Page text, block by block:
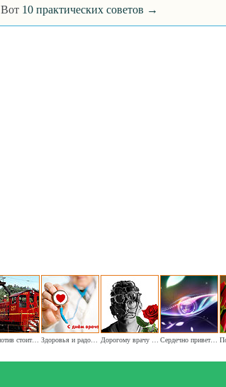
Вот 10 практических советов →
Локомотив стоит на запасном пути Сердечно приветствуем и поздравляем офтальмологов